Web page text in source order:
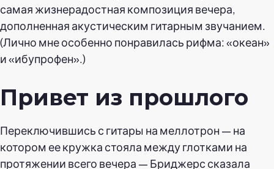
самая жизнерадостная композиция вечера,
дополненная акустическим гитарным звучанием.
(Лично мне особенно понравилась рифма: «океан»
и «ибупрофен».)
Привет из прошлого
Переключившись с гитары на меллотрон — на
котором ее кружка стояла между глотками на
протяжении всего вечера — Бриджерс сказала